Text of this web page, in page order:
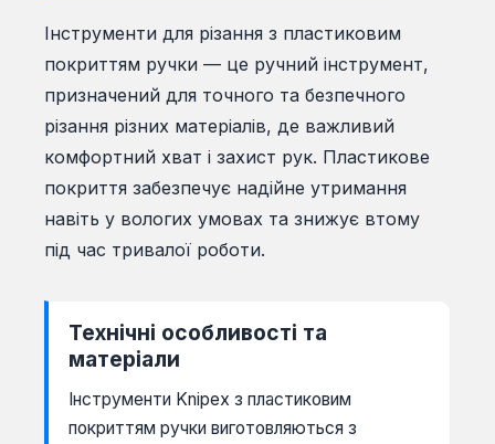
Інструменти для різання з пластиковим
покриттям ручки — це ручний інструмент,
призначений для точного та безпечного
різання різних матеріалів, де важливий
комфортний хват і захист рук. Пластикове
покриття забезпечує надійне утримання
навіть у вологих умовах та знижує втому
під час тривалої роботи.
Технічні особливості та
матеріали
Інструменти Knipex з пластиковим
покриттям ручки виготовляються з